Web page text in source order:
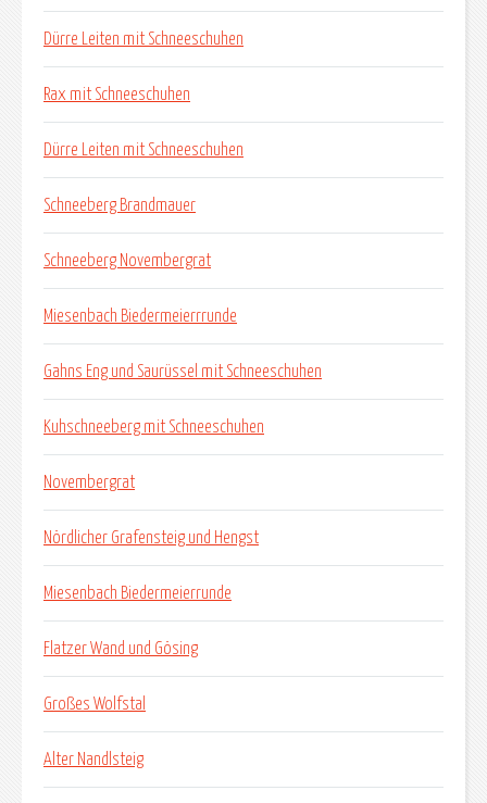
Dürre Leiten mit Schneeschuhen
Rax mit Schneeschuhen
Dürre Leiten mit Schneeschuhen
Schneeberg Brandmauer
Schneeberg Novembergrat
Miesenbach Biedermeierrrunde
Gahns Eng und Saurüssel mit Schneeschuhen
Kuhschneeberg mit Schneeschuhen
Novembergrat
Nördlicher Grafensteig und Hengst
Miesenbach Biedermeierrunde
Flatzer Wand und Gösing
Großes Wolfstal
Alter Nandlsteig